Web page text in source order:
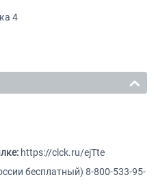
4
https://clck.ru/ejTte
бесплатный) 8-800-533-95-